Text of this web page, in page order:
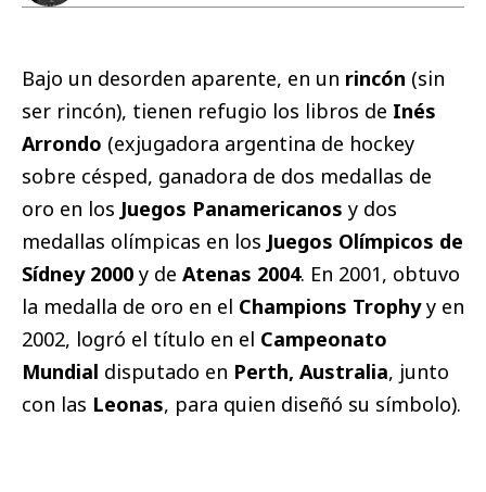
Bajo un desorden aparente, en un rincón (sin
ser rincón), tienen refugio los libros de Inés
Arrondo (exjugadora argentina de hockey
sobre césped, ganadora de dos medallas de
oro en los Juegos Panamericanos y dos
medallas olímpicas en los Juegos Olímpicos de
Sídney 2000 y de Atenas 2004. En 2001, obtuvo
la medalla de oro en el Champions Trophyy en
2002, logró el título en el Campeonato
Mundial disputado en Perth, Australia, junto
con las Leonas, para quien diseñó su símbolo).